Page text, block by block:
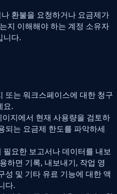
환불을 요청하거나 요금제가
지 이해해야 하는 계정 소유자
니다.
또는 워크스페이스에 대한 청구
요.
지에서 현재 사용량을 검토하
되는 요금제 한도를 파악하세
요한 보고서나 데이터를 내보
하면 기록, 내보내기, 작업 영
성 및 기타 유료 기능에 대한 액
다.